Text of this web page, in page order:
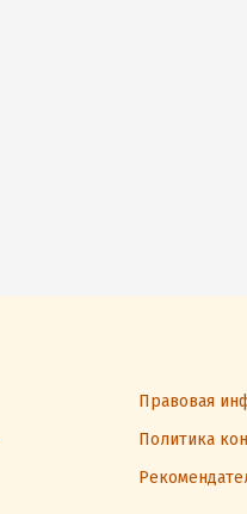
Правовая
Политика